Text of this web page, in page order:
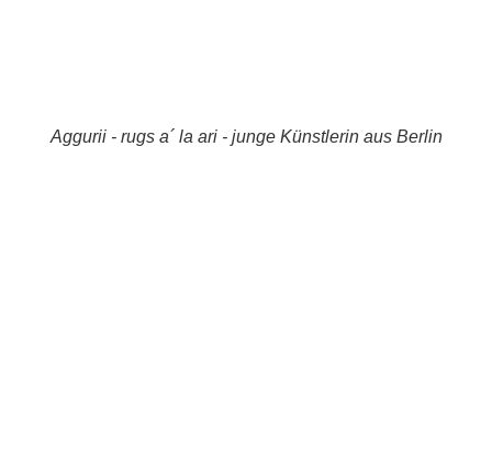
Aggurii - rugs a´ la ari - junge Künstlerin aus Berlin